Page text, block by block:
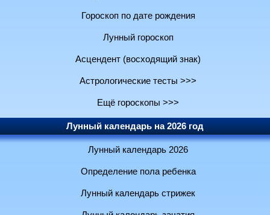
Гороскоп по дате рождения
Лунный гороскоп
Асцендент (восходящий знак)
Астрологические тесты >>>
Ещё гороскопы >>>
Лунный календарь на 2026 год
Лунный календарь 2026
Определение пола ребенка
Лунный календарь стрижек